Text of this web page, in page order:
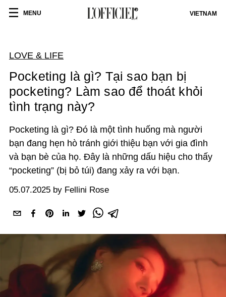
MENU VIETNAM
LOVE & LIFE
Pocketing là gì? Tại sao bạn bị
pocketing? Làm sao để thoát khỏi
tình trạng này?
Pocketing là gì? Đó là một tình huống mà người
bạn đang hẹn hò tránh giới thiệu bạn với gia đình
và bạn bè của họ. Đây là những dấu hiệu cho thấy
“pocketing” (bị bỏ túi) đang xảy ra với bạn.
05.07.2025 by Fellini Rose